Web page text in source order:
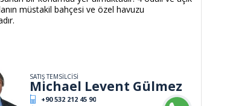
müstakil bahçesi ve özel havuzu
SATIŞ TEMSİLCİSİ
Michael Levent Gülmez
+90 532 212 45 90